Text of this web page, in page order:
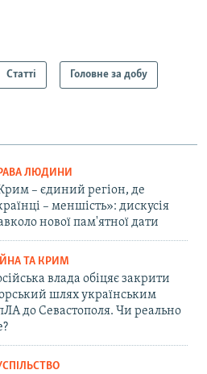
Статті Головне за добу
ЛЮДИНИ
– єдиний регіон, де
– меншість»: дискусія
нової пам'ятної дати
ТА КРИМ
влада обіцяє закрити
шлях українським
до Севастополя. Чи реально